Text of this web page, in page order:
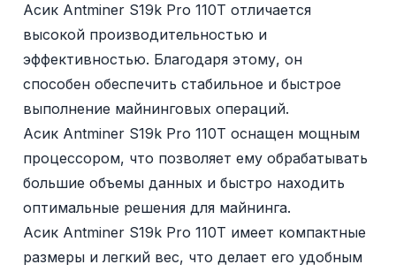
Асик Antminer S19k Pro 110T отличается
высокой производительностью и
эффективностью. Благодаря этому, он
способен обеспечить стабильное и быстрое
выполнение майнинговых операций.
Асик Antminer S19k Pro 110T оснащен мощным
процессором, что позволяет ему обрабатывать
большие объемы данных и быстро находить
оптимальные решения для майнинга.
Асик Antminer S19k Pro 110T имеет компактные
размеры и легкий вес, что делает его удобным